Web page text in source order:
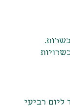
ליום רביעי